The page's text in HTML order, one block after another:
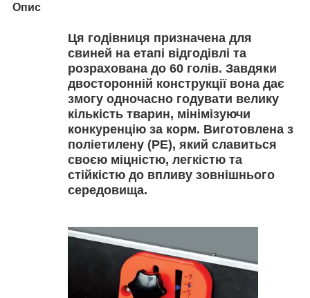
Опис
Ця годівниця призначена для
свиней на етапі відгодівлі та
розрахована до 60 голів. Завдяки
двосторонній конструкції вона дає
змогу одночасно годувати велику
кількість тварин, мінімізуючи
конкуренцію за корм. Виготовлена з
поліетилену (PE), який славиться
своєю міцністю, легкістю та
стійкістю до впливу зовнішнього
середовища.